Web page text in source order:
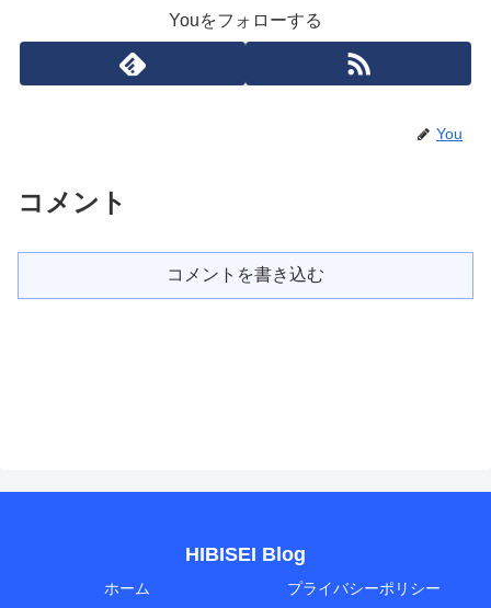
Youをフォローする
You
コメント
コメントを書き込む
HIBISEI Blog
ホーム プライバシーポリシー